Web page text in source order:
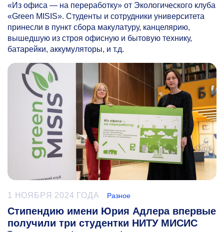
«Из офиса — на переработку» от Экологического клуба
«Green MISIS». Студенты и сотрудники университета
принесли в пункт сбора макулатуру, канцелярию,
вышедшую из строя офисную и бытовую технику,
батарейки, аккумуляторы, и т.д.
1 НОЯБРЯ 2024 ГОДА Разное
Стипендию имени Юрия Адлера впервые
получили три студентки НИТУ МИСИС